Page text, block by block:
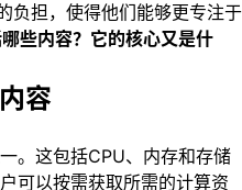
负担，使得他们能够更专注于
些内容？它的核心又是什
容
。这包括CPU、内存和存储
可以按需获取所需的计算资